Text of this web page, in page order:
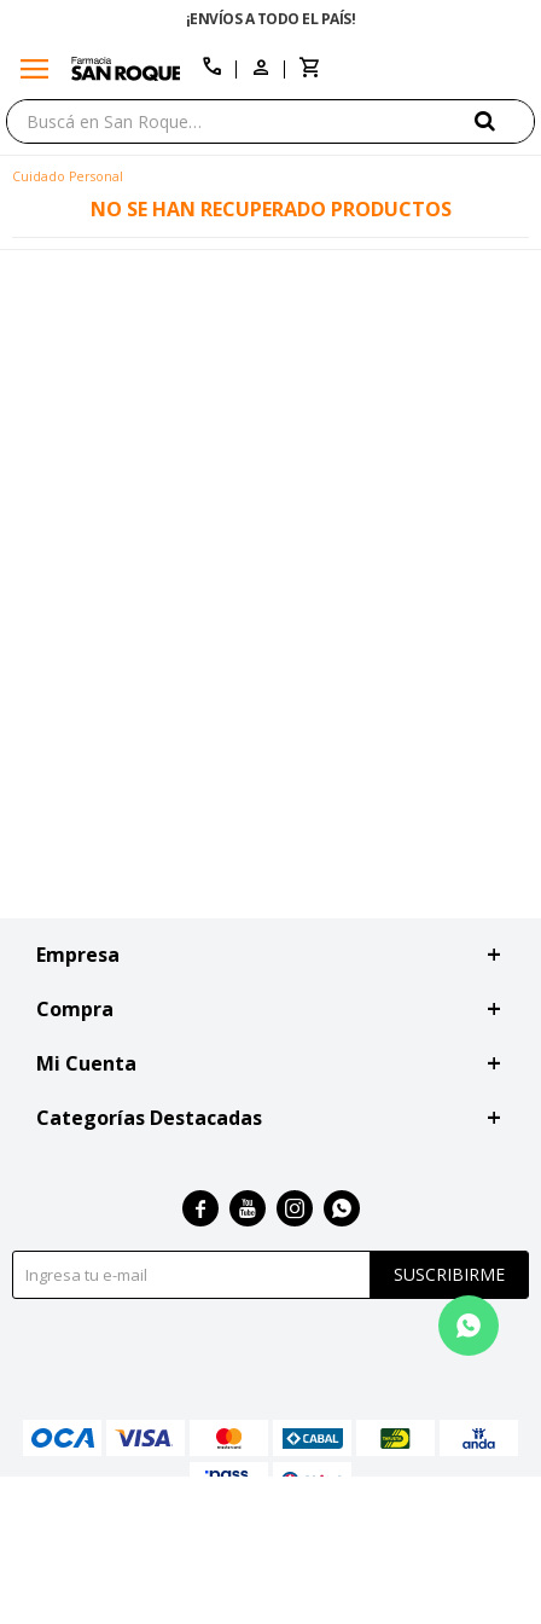
¡ENVÍOS A TODO EL PAÍS!
menu call
Cuidado Personal
NO SE HAN RECUPERADO PRODUCTOS
Empresa
Compra
Mi Cuenta
Categorías Destacadas
SUSCRIBIRME
   
close